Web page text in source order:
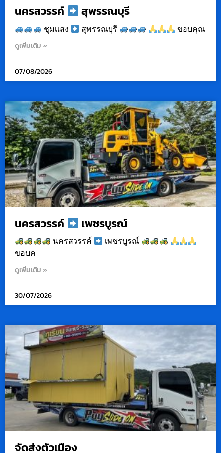
นครสวรรค์ สุพรรณบุรี
ชุมเเสง สุพรรณบุรี ขอบคุณ
ดูเพิ่มเติม »
07/08/2026
นครสวรรค์ เพชรบูรณ์
นครสวรรค์
เพชรบูรณ์
ขอบค
ดูเพิ่มเติม »
30/07/2026
จัดส่งตัวเมือง